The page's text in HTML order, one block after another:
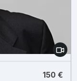
150 €